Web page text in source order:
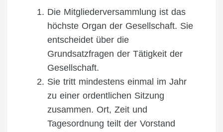
Die Mitgliederversammlung ist das
höchste Organ der Gesellschaft. Sie
entscheidet über die
Grundsatzfragen der Tätigkeit der
Gesellschaft.
Sie tritt mindestens einmal im Jahr
zu einer ordentlichen Sitzung
zusammen. Ort, Zeit und
Tagesordnung teilt der Vorstand